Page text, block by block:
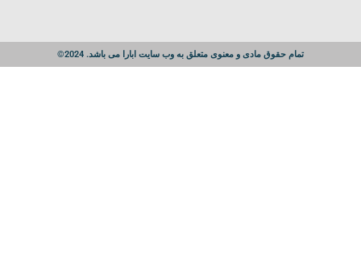
تمام حقوق مادی و معنوی متعلق به وب سایت ابارا می باشد. 2024©